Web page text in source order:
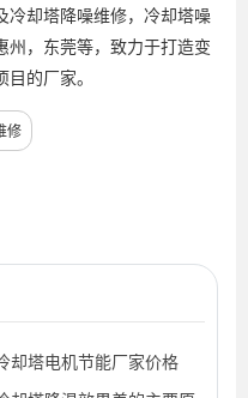
冷却塔降噪维修，冷却塔噪
州，东莞等，致力于打造变
的厂家。
修
却塔电机节能厂家价格